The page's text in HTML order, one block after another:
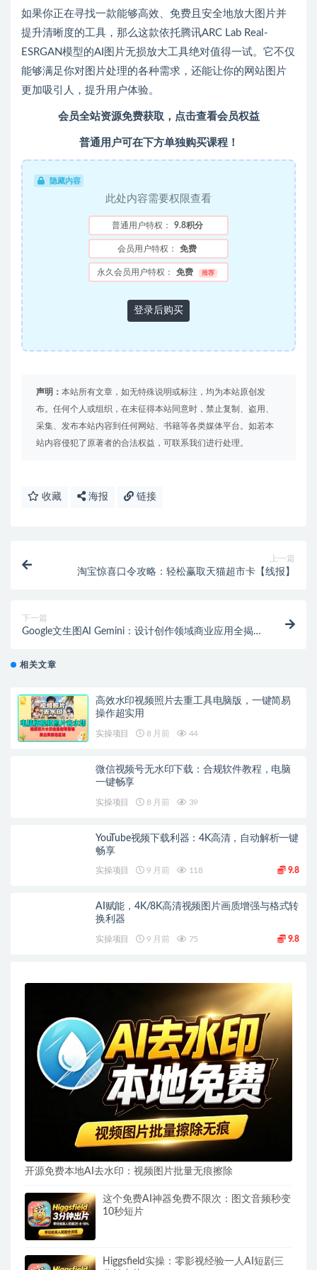
如果你正在寻找一款能够高效、免费且安全地放大图片并
提升清晰度的工具，那么这款依托腾讯ARC Lab Real-
ESRGAN模型的AI图片无损放大工具绝对值得一试。它不仅
能够满足你对图片处理的各种需求，还能让你的网站图片
更加吸引人，提升用户体验。
会员全站资源免费获取，点击查看会员权益
普通用户可在下方单独购买课程！
隐藏内容
此处内容需要权限查看
普通用户特权： 9.8积分
会员用户特权： 免费
永久会员用户特权： 免费 推荐
登录后购买
声明： 本站所有文章，如无特殊说明或标注，均为本站原创发
布。任何个人或组织，在未征得本站同意时，禁止复制、盗用、
采集、发布本站内容到任何网站、书籍等各类媒体平台。如若本
站内容侵犯了原著者的合法权益，可联系我们进行处理。
收藏 海报 链接
上一篇
淘宝惊喜口令攻略：轻松赢取天猫超市卡【线报】
下一篇
Google文生图AI Gemini：设计创作领域商业应用全揭
相关文章
高效水印视频照片去重工具电脑版，一键简易
操作超实用
实操项目 8 月前 44
微信视频号无水印下载：合规软件教程，电脑
一键畅享
实操项目 8 月前 39
YouTube视频下载利器：4K高清，自动解析一键
畅享
实操项目 9 月前 118 9.8
AI赋能，4K/8K高清视频图片画质增强与格式转
换利器
实操项目 9 月前 75 9.8
开源免费本地AI去水印：视频图片批量无痕擦除
这个免费AI神器免费不限次：图文音频秒变
10秒短片
Higgsfield实操：零影视经验一人AI短剧三